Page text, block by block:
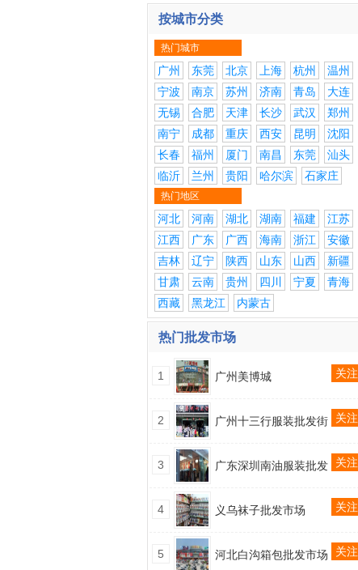
按城市分类
热门城市
广州 东莞 北京 上海 杭州
温州
宁波
南京 苏州 济南 青岛
大连
无锡
合肥 天津 长沙 武汉
郑州
南宁
成都 重庆 西安 昆明
沈阳
长春
福州 厦门 南昌 东莞
汕头
临沂
兰州 贵阳 哈尔滨 石家庄
热门地区
河北 河南 湖北 湖南 福建
江苏
江西
广东 广西 海南 浙江
安徽
吉林
辽宁 陕西 山东 山西
新疆
甘肃
云南 贵州 四川 宁夏
青海
西藏
黑龙江 内蒙古
热门批发市场
1 广州美博城 关注
2 广州十三行服装批发街 关注
3 广东深圳南油服装批发 关注
4 义乌袜子批发市场 关注
5 河北白沟箱包批发市场 关注